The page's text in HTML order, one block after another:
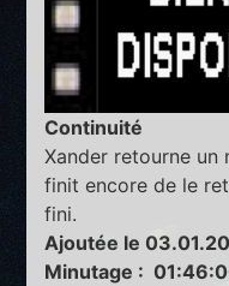
Continuité
Xander retourne un
finit encore de le
fini.
Ajoutée le
Minutage :